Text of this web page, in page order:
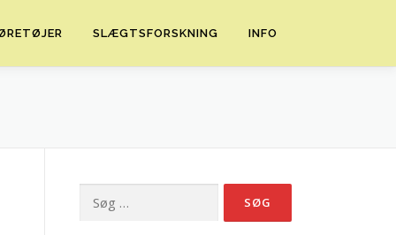
SLÆGTSFORSKNING INFO
efter: